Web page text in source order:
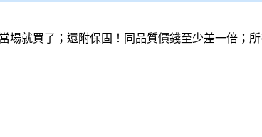
場就買了；還附保固！同品質價錢至少差一倍；